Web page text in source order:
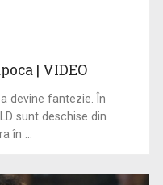
românești. Povestea
| VIDEO
devine fantezie. În
sunt deschise din
în ...